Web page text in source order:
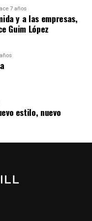
en
cuerpo está libre de
Neill para
a escribir sus
7 años
y a las empresas,
Guim López
estilo, nuevo